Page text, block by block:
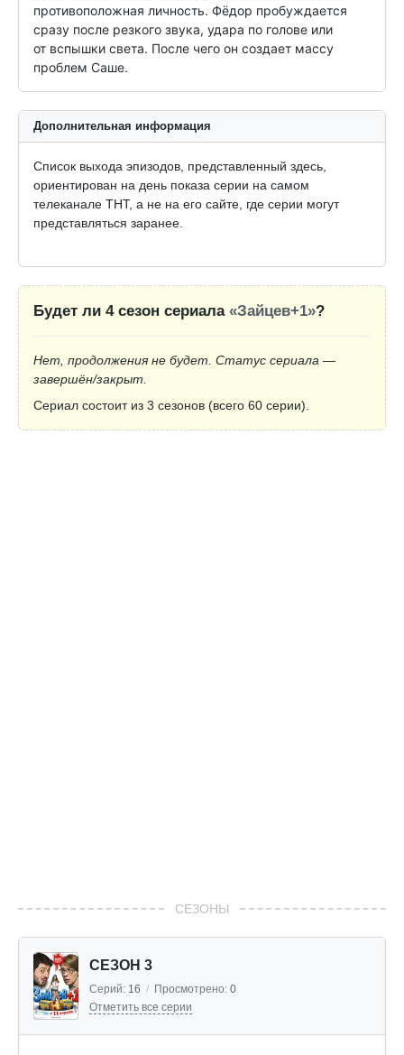
противоположная личность. Фёдор пробуждается
сразу после резкого звука, удара по голове или
от вспышки света. После чего он создает массу
проблем Саше.
Дополнительная информация
Список выхода эпизодов, представленный здесь,
ориентирован на день показа серии на самом
телеканале ТНТ, а не на его сайте, где серии могут
представляться заранее.
Будет ли 4 сезон сериала «Зайцев+1»?
Нет, продолжения не будет. Статус сериала —
завершён/закрыт.
Сериал состоит из 3 сезонов (всего 60 серии).
СЕЗОНЫ
СЕЗОН 3
Серий: 16 / Просмотрено: 0
Отметить все серии